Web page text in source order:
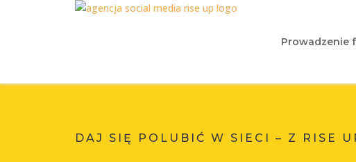
Prowadzenie
DAJ SIĘ POLUBIĆ W SIECI – Z RISE